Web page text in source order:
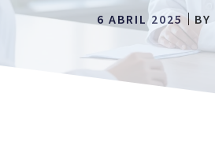
6 ABRIL 2025 BY